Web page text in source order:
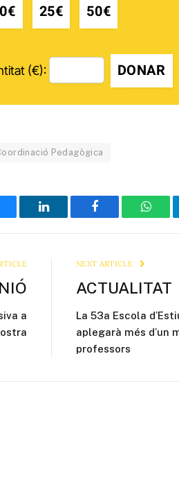
25€ 50€
(€): DONAR
Pedagògica
LinkedIn Facebook
a
NEXT ARTICLE
ACTUALITAT
La 53a Escola
aplegarà més d’un
professors